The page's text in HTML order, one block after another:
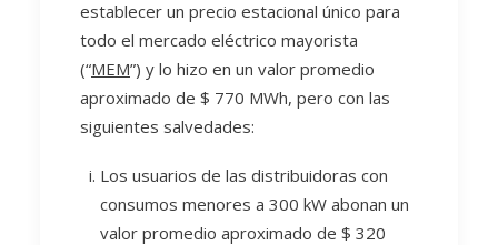
establecer un precio estacional único para
todo el mercado eléctrico mayorista
(“MEM”) y lo hizo en un valor promedio
aproximado de $ 770 MWh, pero con las
siguientes salvedades:
Los usuarios de las distribuidoras con
consumos menores a 300 kW abonan un
valor promedio aproximado de $ 320